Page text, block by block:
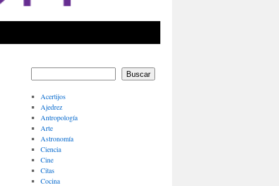
Buscar
Acertijos
Ajedrez
Antropología
Arte
Astronomía
Ciencia
Cine
Citas
Cocina